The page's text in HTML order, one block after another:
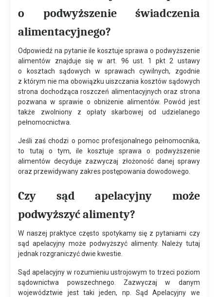
o podwyższenie świadczenia
alimentacyjnego?
Odpowiedź na pytanie ile kosztuje sprawa o podwyższenie
alimentów znajduje się w art. 96 ust. 1 pkt 2 ustawy
o kosztach sądowych w sprawach cywilnych, zgodnie
z którym nie ma obowiązku uiszczania kosztów sądowych
strona dochodząca roszczeń alimentacyjnych oraz strona
pozwana w sprawie o obniżenie alimentów. Powód jest
także zwolniony z opłaty skarbowej od udzielanego
pełnomocnictwa.
Jeśli zaś chodzi o pomoc profesjonalnego pełnomocnika,
to tutaj o tym, ile kosztuje sprawa o podwyższenie
alimentów decyduje zazwyczaj złożoność danej sprawy
oraz przewidywany zakres postępowania dowodowego.
Czy sąd apelacyjny może
podwyższyć alimenty?
W naszej praktyce często spotykamy się z pytaniami czy
sąd apelacyjny może podwyższyć alimenty. Należy tutaj
jednak rozgraniczyć dwie kwestie.
Sąd apelacyjny w rozumieniu ustrojowym to trzeci poziom
sądownictwa powszechnego. Zazwyczaj w danym
województwie jest taki jeden, np. Sąd Apelacyjny we